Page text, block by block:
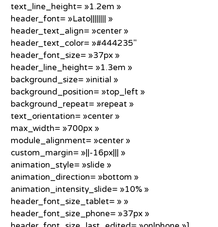
text_line_height= »1.2em »
header_font= »Lato|||||||| »
header_text_align= »center »
header_text_color= »#444235″
header_font_size= »37px »
header_line_height= »1.3em »
background_size= »initial »
background_position= »top_left »
background_repeat= »repeat »
text_orientation= »center »
max_width= »700px »
module_alignment= »center »
custom_margin= »||-16px||| »
animation_style= »slide »
animation_direction= »bottom »
animation_intensity_slide= »10% »
header_font_size_tablet= » »
header_font_size_phone= »37px »